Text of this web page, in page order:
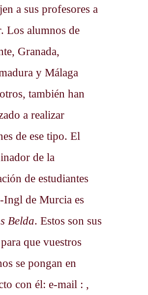
a sus profesores a
Los alumnos de
Granada,
y Málaga
también han
a realizar
de ese tipo. El
de la
de estudiantes
Ingl de Murcia es
Belda. Estos son sus
que vuestros
se pongan en
con él: e-mail : ,